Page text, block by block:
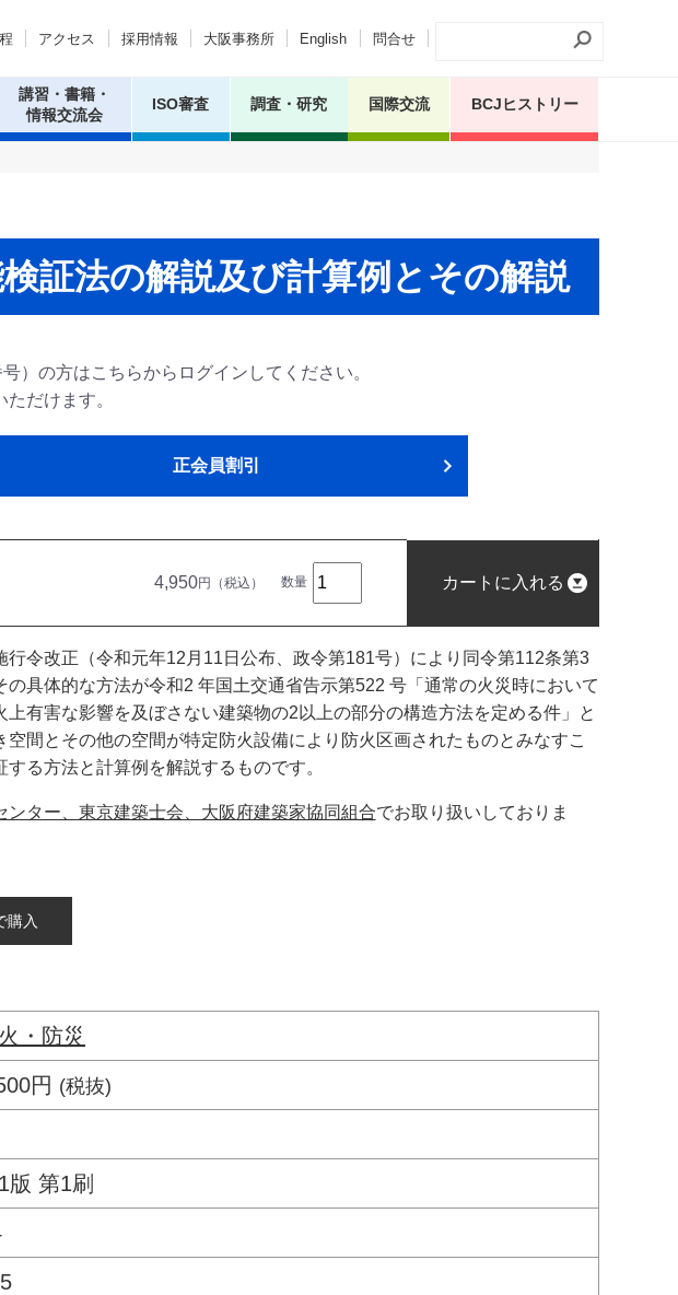
講習・書籍・
情報交流会
ISO審査 調査・研究 国際交流 BCJヒストリー
アクセス 採用情報 大阪事務所 English 問合せ
証法の解説及び計算例とその解説
）の方はこちらからログインしてください。
だけます。
正会員割引
4,950円（税込） 数量 カートに入れる
行令改正（令和元年12月11日公布、政令第181号）により同令第112条第3
の具体的な方法が令和2 年国土交通省告示第522 号「通常の火災時において
上有害な影響を及ぼさない建築物の2以上の部分の構造方法を定める件」と
空間とその他の空間が特定防火設備により防火区画されたものとみなすこ
る方法と計算例を解説するものです。
ンター、東京建築士会、大阪府建築家協同組合でお取り扱いしておりま
購入
・防災
円 (税抜)
版 第1刷